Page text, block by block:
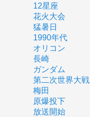
12星座
花火大会
猛暑日
1990年代
オリコン
長崎
ガンダム
第二次世界大戦
梅田
原爆投下
放送開始